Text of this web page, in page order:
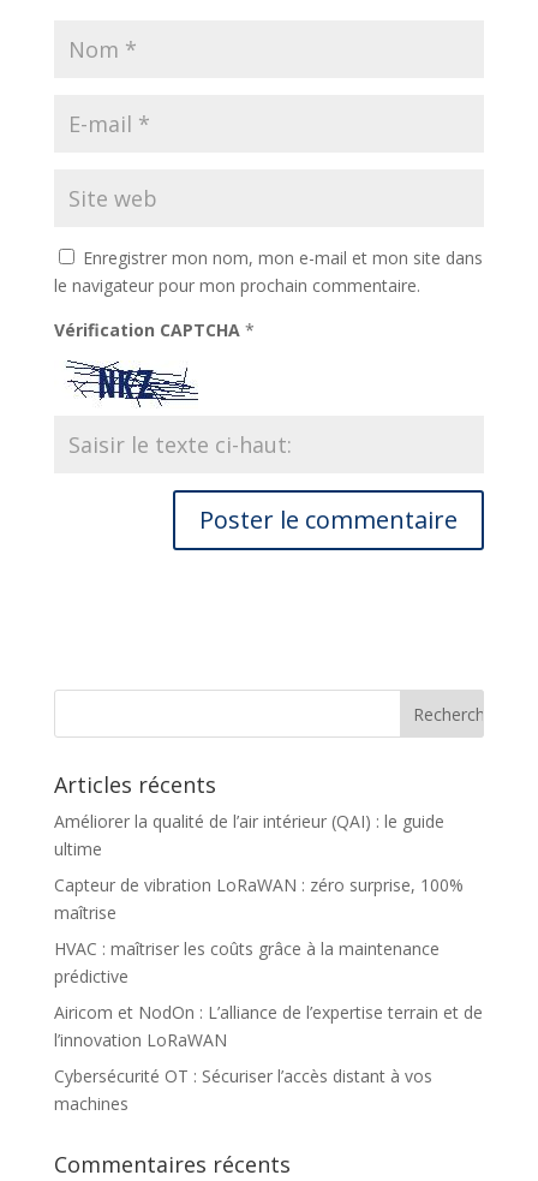
Enregistrer mon nom, mon e-mail et mon site dans
le navigateur pour mon prochain commentaire.
Vérification CAPTCHA *
Articles récents
Améliorer la qualité de l’air intérieur (QAI) : le guide
ultime
Capteur de vibration LoRaWAN : zéro surprise, 100%
maîtrise
HVAC : maîtriser les coûts grâce à la maintenance
prédictive
Airicom et NodOn : L’alliance de l’expertise terrain et de
l’innovation LoRaWAN
Cybersécurité OT : Sécuriser l’accès distant à vos
machines
Commentaires récents